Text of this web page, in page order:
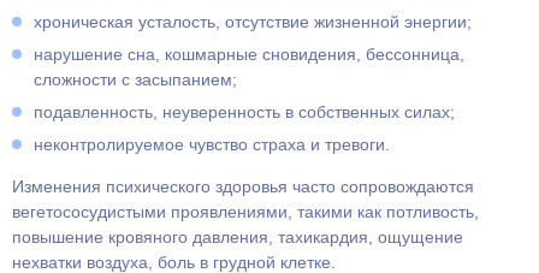
хроническая усталость, отсутствие жизненной энергии;
нарушение сна, кошмарные сновидения, бессонница,
сложности с засыпанием;
подавленность, неуверенность в собственных силах;
неконтролируемое чувство страха и тревоги.
Изменения психического здоровья часто сопровождаются
вегетососудистыми проявлениями, такими как потливость,
повышение кровяного давления, тахикардия, ощущение
нехватки воздуха, боль в грудной клетке.